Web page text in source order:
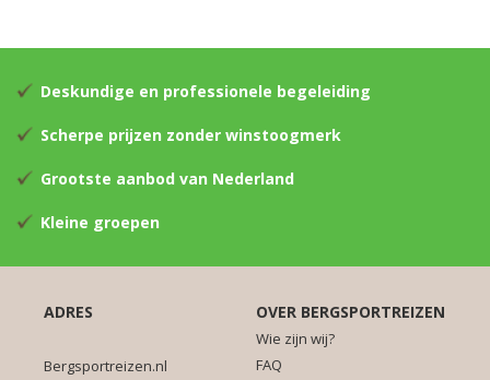
Deskundige en professionele begeleiding
Scherpe prijzen zonder winstoogmerk
Grootste aanbod van Nederland
Kleine groepen
ADRES
Bergsportreizen.nl
OVER BERGSPORTREIZEN
Wie zijn wij?
FAQ